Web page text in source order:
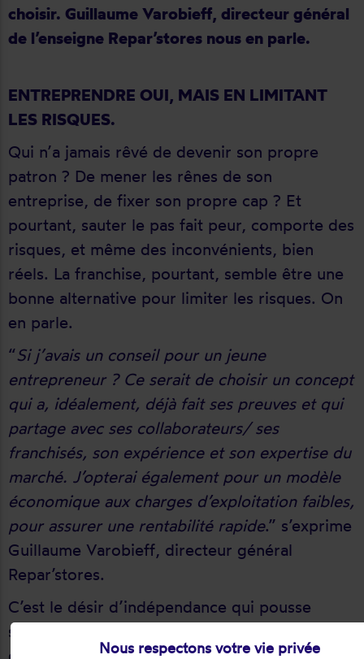
choisir. Guillaume Varobieff, directeur général
de l’enseigne Repar’stores nous en parle.
ENTREPRENDRE OUI, MAIS EN LIMITANT
LES RISQUES.
Qui n’a jamais rêvé de devenir son propre
patron ? De mener les rênes de son
entreprise, de fixer son propre cap ? Et
pourtant, sauter le pas fait peur, comporte des
risques, et même des inconvénients, bien
réels. La franchise, pourtant, semble être une
bonne alternative pour limiter les risques. On
en parle.
“Si j’avais un conseil pour un jeune
entrepreneur ? Ce serait de choisir un concept
qui a, idéalement, déjà fait ses preuves et qui
partage avec ses collaborateurs/ ses
franchisés, son expérience et son expertise du
marché. J’opterai également pour un modèle
économique aux charges d’exploitation faibles,
pour assurer une rentabilité rapide.” s’exprime
Guillaume Varobieff, directeur général
Repar’stores.
C’est le désir d’indépendance qui pousse
souvent un entrepreneur à créer son activité,
Nous respectons votre vie privée